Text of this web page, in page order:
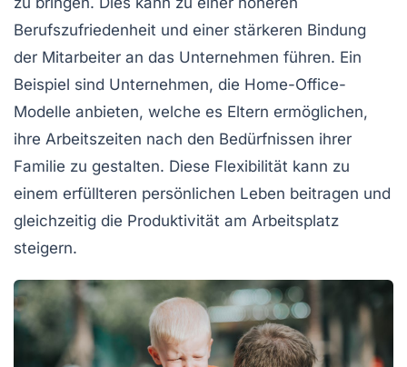
Berufszufriedenheit und einer stärkeren Bindung
der Mitarbeiter an das Unternehmen führen. Ein
Beispiel sind Unternehmen, die Home-Office-
Modelle anbieten, welche es Eltern ermöglichen,
ihre Arbeitszeiten nach den Bedürfnissen ihrer
Familie zu gestalten. Diese Flexibilität kann zu
einem erfüllteren persönlichen Leben beitragen und
gleichzeitig die Produktivität am Arbeitsplatz
steigern.